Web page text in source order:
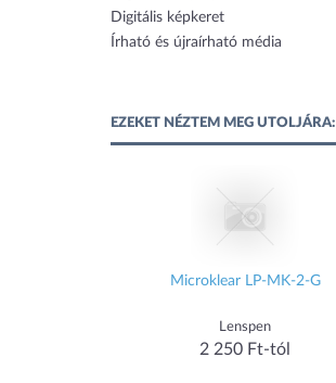
Digitális képkeret
Írható és újraírható média
EZEKET NÉZTEM MEG UTOLJÁRA:
Microklear LP-MK-2-G
Lenspen
2 250 Ft-tól